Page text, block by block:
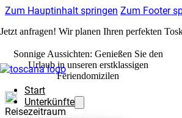
Zum Hauptinhalt springen Zum Footer
Jetzt anfragen! Wir planen Ihren perfekten
Start
Unterkünfte
Sonnige Aussichten: Genießen Sie den
Urlaub in unseren erstklassigen
Feriendomizilen
Reisezeitraum